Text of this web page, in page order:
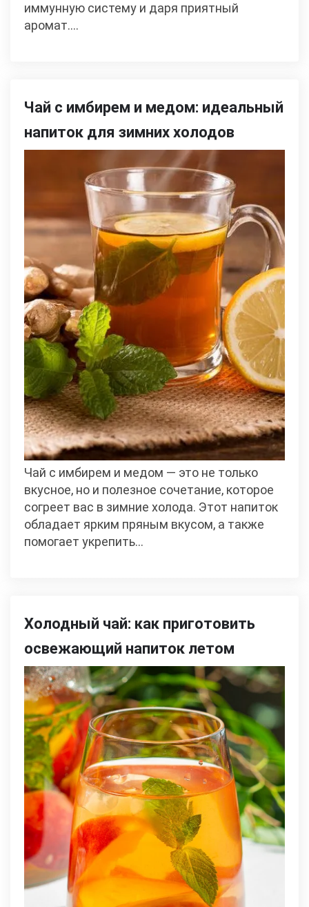
иммунную систему и даря приятный
аромат.…
Чай с имбирем и медом: идеальный
напиток для зимних холодов
Чай с имбирем и медом — это не только
вкусное, но и полезное сочетание, которое
согреет вас в зимние холода. Этот напиток
обладает ярким пряным вкусом, а также
помогает укрепить…
Холодный чай: как приготовить
освежающий напиток летом